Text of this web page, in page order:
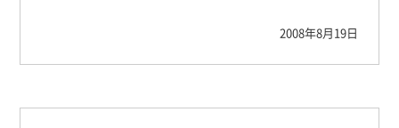
2008年8月19日